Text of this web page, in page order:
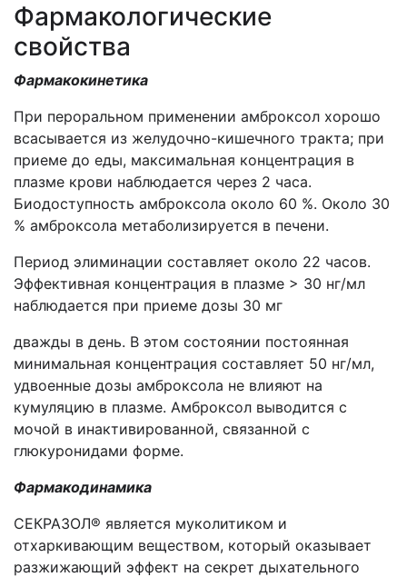
Фармакологические
свойства
Фармакокинетика
При пероральном применении амброксол хорошо
всасывается из желудочно-кишечного тракта; при
приеме до еды, максимальная концентрация в
плазме крови наблюдается через 2 часа.
Биодоступность амброксола около 60 %. Около 30
% амброксола метаболизируется в печени.
Период элиминации составляет около 22 часов.
Эффективная концентрация в плазме > 30 нг/мл
наблюдается при приеме дозы 30 мг
дважды в день. В этом состоянии постоянная
минимальная концентрация составляет 50 нг/мл,
удвоенные дозы амброксола не влияют на
кумуляцию в плазме. Амброксол выводится с
мочой в инактивированной, связанной с
глюкуронидами форме.
Фармакодинамика
СЕКРАЗОЛ® является муколитиком и
отхаркивающим веществом, который оказывает
разжижающий эффект на секрет дыхательного